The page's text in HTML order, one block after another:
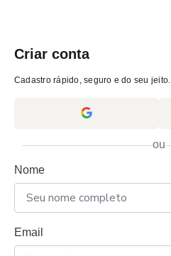
Criar conta
Cadastro rápido, seguro e do seu jeito.
ou
Nome
Email